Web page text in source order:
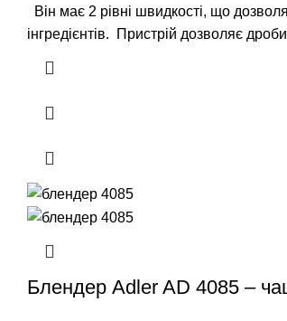
Він має 2 рівні швидкості, що
інгредієнтів.
Пристрій дозволяє
Блендер Adler AD 4085 –